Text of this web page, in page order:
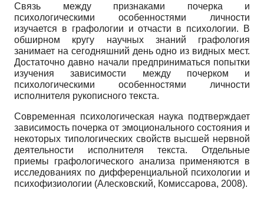
Связь между признаками почерка и
психологическими особенностями личности
изучается в графологии и отчасти в психологии. В
обширном кругу научных знаний графология
занимает на сегодняшний день одно из видных мест.
Достаточно давно начали предприниматься попытки
изучения зависимости между почерком и
психологическими особенностями личности
исполнителя рукописного текста.
Современная психологическая наука подтверждает
зависимость почерка от эмоционального состояния и
некоторых типологических свойств высшей нервной
деятельности исполнителя текста. Отдельные
приемы графологического анализа применяются в
исследованиях по дифференциальной психологии и
психофизиологии (Алесковский, Комиссарова, 2008).